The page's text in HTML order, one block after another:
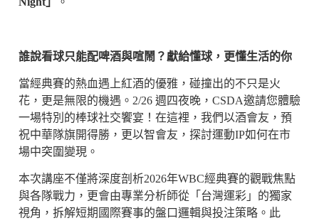
誰說看球只能配啤酒與喧鬧？獻給懂球，更懂生活的你
當經典賽的熱血遇上紅酒的優雅，碰撞出的不只是火
花，更是無限的機遇。2/26 週四夜晚，CSDA邀請您體驗
一場特別的棒球社交饗宴！在這裡，我們以酒會友，預
祝中華隊旗開得勝，更以智會友，探討運動IP如何在市
場中突圍變現。
本次講座不僅將深度剖析2026年WBC經典賽的觀戰焦點
與各隊戰力，更會由專業分析師從「台灣運彩」的獨家
視角，拆解短期國際賽事的盤口邏輯與投注策略。此